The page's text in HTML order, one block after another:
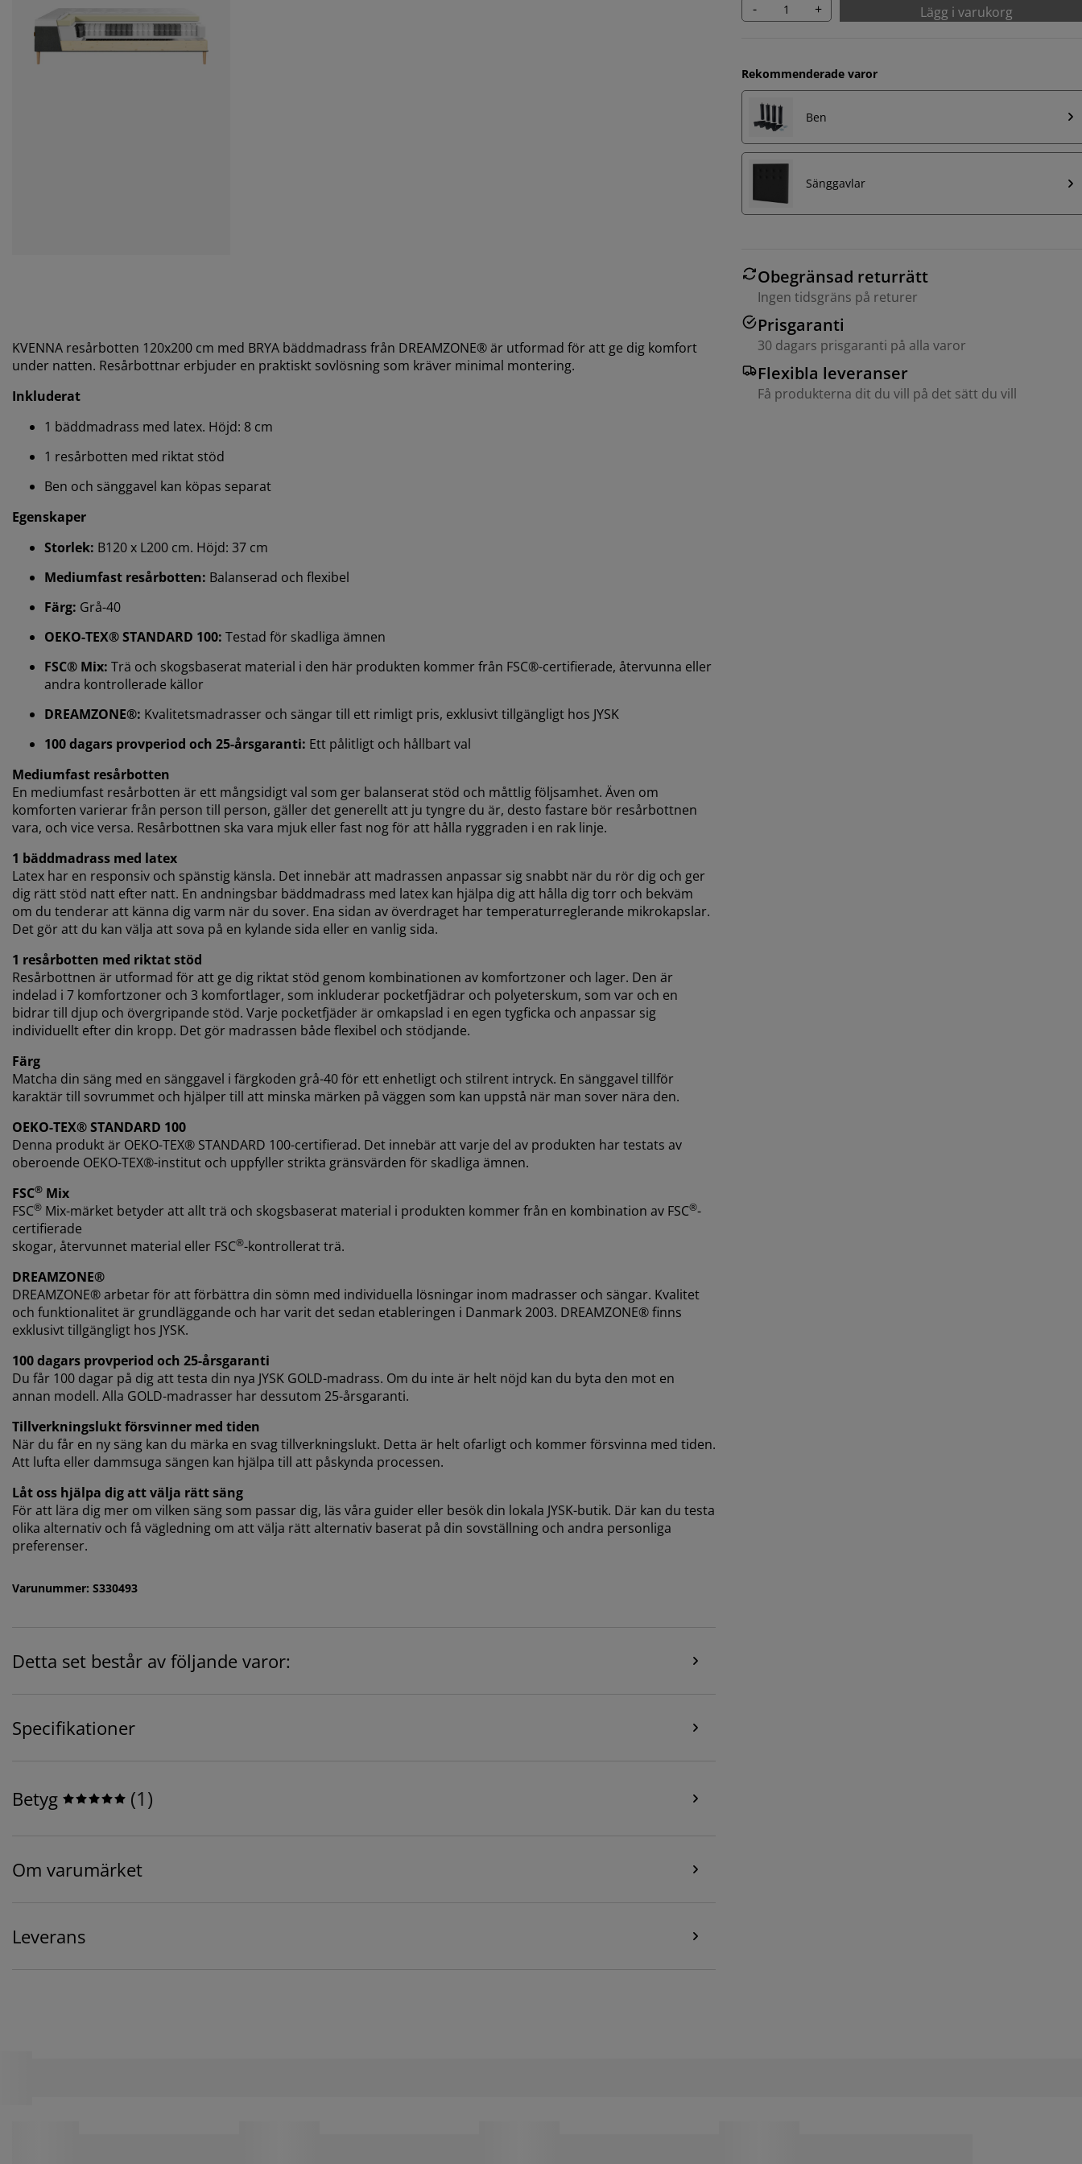
- + Lägg i varukorg
Rekommenderade varor
Ben
Sänggavlar
Obegränsad returrätt
Ingen tidsgräns på returer
Prisgaranti
30 dagars prisgaranti på alla varor
Flexibla leveranser
Få produkterna dit du vill på det sätt du vill
KVENNA resårbotten 120x200 cm med BRYA bäddmadrass från DREAMZONE® är utformad för att ge dig komfort
under natten. Resårbottnar erbjuder en praktiskt sovlösning som kräver minimal montering.
Inkluderat
1 bäddmadrass med latex. Höjd: 8 cm
1 resårbotten med riktat stöd
Ben och sänggavel kan köpas separat
Egenskaper
Storlek: B120 x L200 cm. Höjd: 37 cm
Mediumfast resårbotten: Balanserad och flexibel
Färg: Grå-40
OEKO-TEX® STANDARD 100: Testad för skadliga ämnen
FSC® Mix: Trä och skogsbaserat material i den här produkten kommer från FSC®-certifierade, återvunna eller
andra kontrollerade källor
DREAMZONE®: Kvalitetsmadrasser och sängar till ett rimligt pris, exklusivt tillgängligt hos JYSK
100 dagars provperiod och 25-årsgaranti: Ett pålitligt och hållbart val
Mediumfast resårbotten
En mediumfast resårbotten är ett mångsidigt val som ger balanserat stöd och måttlig följsamhet. Även om
komforten varierar från person till person, gäller det generellt att ju tyngre du är, desto fastare bör resårbottnen
vara, och vice versa. Resårbottnen ska vara mjuk eller fast nog för att hålla ryggraden i en rak linje.
1 bäddmadrass med latex
Latex har en responsiv och spänstig känsla. Det innebär att madrassen anpassar sig snabbt när du rör dig och ger
dig rätt stöd natt efter natt. En andningsbar bäddmadrass med latex kan hjälpa dig att hålla dig torr och bekväm
om du tenderar att känna dig varm när du sover. Ena sidan av överdraget har temperaturreglerande mikrokapslar.
Det gör att du kan välja att sova på en kylande sida eller en vanlig sida.
1 resårbotten med riktat stöd
Resårbottnen är utformad för att ge dig riktat stöd genom kombinationen av komfortzoner och lager. Den är
indelad i 7 komfortzoner och 3 komfortlager, som inkluderar pocketfjädrar och polyeterskum, som var och en
bidrar till djup och övergripande stöd. Varje pocketfjäder är omkapslad i en egen tygficka och anpassar sig
individuellt efter din kropp. Det gör madrassen både flexibel och stödjande.
Färg
Matcha din säng med en sänggavel i färgkoden grå-40 för ett enhetligt och stilrent intryck. En sänggavel tillför
karaktär till sovrummet och hjälper till att minska märken på väggen som kan uppstå när man sover nära den.
OEKO-TEX® STANDARD 100
Denna produkt är OEKO-TEX® STANDARD 100-certifierad. Det innebär att varje del av produkten har testats av
oberoende OEKO-TEX®-institut och uppfyller strikta gränsvärden för skadliga ämnen.
FSC® Mix
FSC® Mix-märket betyder att allt trä och skogsbaserat material i produkten kommer från en kombination av FSC®-
certifierade
skogar, återvunnet material eller FSC®-kontrollerat trä.
DREAMZONE®
DREAMZONE® arbetar för att förbättra din sömn med individuella lösningar inom madrasser och sängar. Kvalitet
och funktionalitet är grundläggande och har varit det sedan etableringen i Danmark 2003. DREAMZONE® finns
exklusivt tillgängligt hos JYSK.
100 dagars provperiod och 25-årsgaranti
Du får 100 dagar på dig att testa din nya JYSK GOLD-madrass. Om du inte är helt nöjd kan du byta den mot en
annan modell. Alla GOLD-madrasser har dessutom 25-årsgaranti.
Tillverkningslukt försvinner med tiden
När du får en ny säng kan du märka en svag tillverkningslukt. Detta är helt ofarligt och kommer försvinna med tiden.
Att lufta eller dammsuga sängen kan hjälpa till att påskynda processen.
Låt oss hjälpa dig att välja rätt säng
För att lära dig mer om vilken säng som passar dig, läs våra guider eller besök din lokala JYSK-butik. Där kan du testa
olika alternativ och få vägledning om att välja rätt alternativ baserat på din sovställning och andra personliga
preferenser.
Varunummer: S330493
Detta set består av följande varor:
Specifikationer
Betyg (1)
Om varumärket
Leverans